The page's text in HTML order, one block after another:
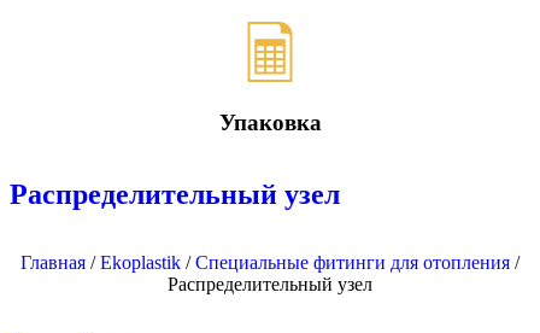
Упаковка
Распределительный узел
Главная /Ekoplastik /Специальные фитинги для отопления /
Распределительный узел